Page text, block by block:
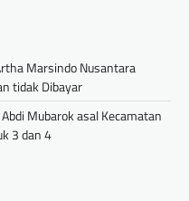
Marsindo Nusantara
tidak Dibayar
Mubarok asal Kecamatan
3 dan 4